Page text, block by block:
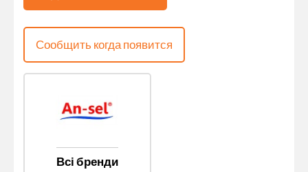
Сообщить когда появится
Всі бренди